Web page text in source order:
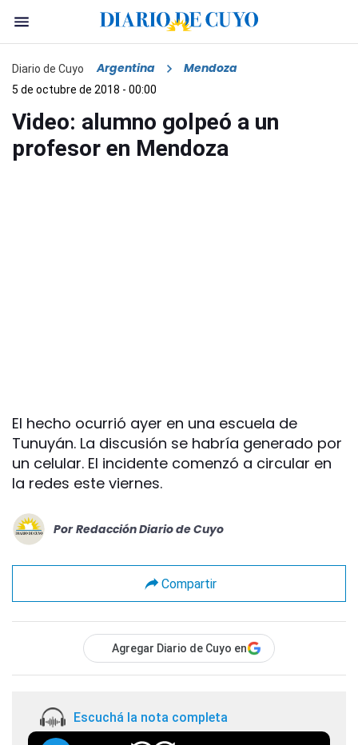
Diario de Cuyo Argentina Mendoza
5 de octubre de 2018 - 00:00
Video: alumno golpeó a un
profesor en Mendoza
El hecho ocurrió ayer en una escuela de
Tunuyán. La discusión se habría generado por
un celular. El incidente comenzó a circular en
la redes este viernes.
Por Redacción Diario de Cuyo
Compartir
Agregar Diario de Cuyo en
Escuchá la nota completa